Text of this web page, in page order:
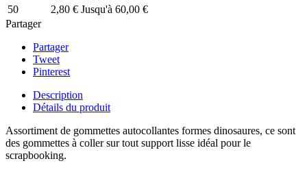
50
2,80 € Jusqu'à 60,00 €
Partager
Partager
Tweet
Pinterest
Description
Détails du produit
Assortiment de gommettes autocollantes formes dinosaures, ce sont
des gommettes à coller sur tout support lisse idéal pour le
scrapbooking.